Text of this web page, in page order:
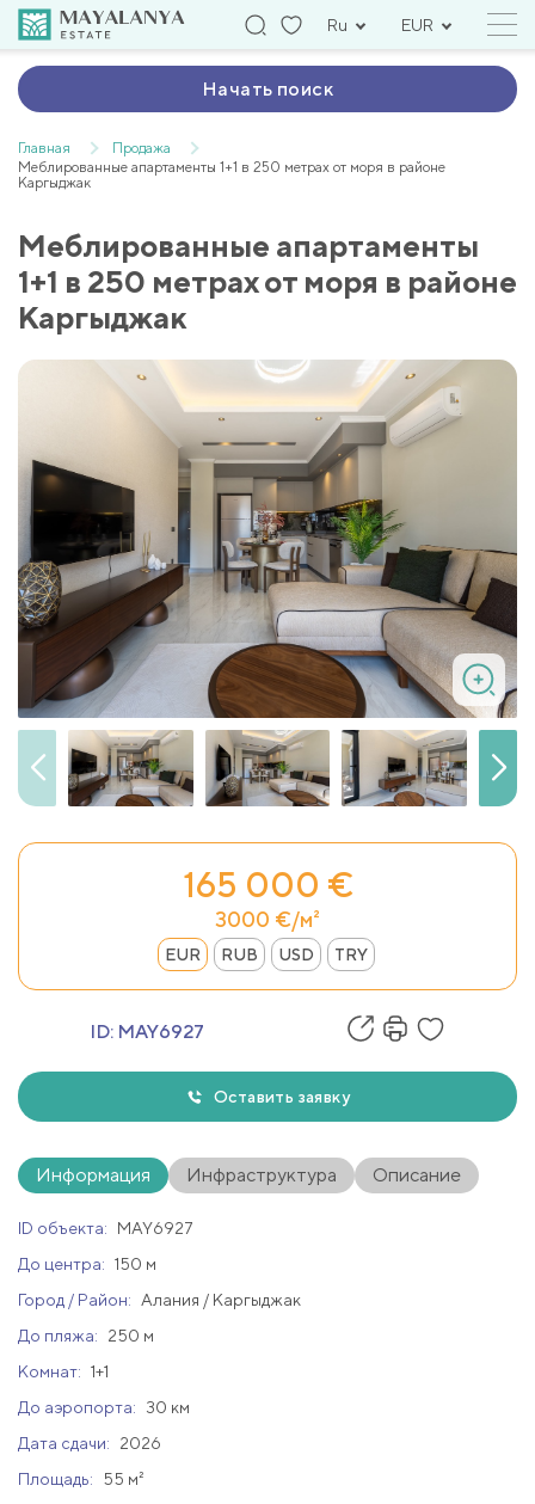
Ru EUR
Начать поиск
Главная
Продажа
Меблированные апартаменты 1+1 в 250 метрах от моря в районе
Каргыджак
Меблированные апартаменты
1+1 в 250 метрах от моря в районе
Каргыджак
165 000 €
3000 €/м²
EUR RUB USD TRY
ID: MAY6927
Оставить заявку
Информация Инфраструктура Описание
ID объекта:
MAY6927
До центра: 150 м
Город / Район:
Алания / Каргыджак
До пляжа:
250 м
Комнат: 1+1
До аэропорта:
30 км
Дата сдачи:
2026
Площадь:
55 м²